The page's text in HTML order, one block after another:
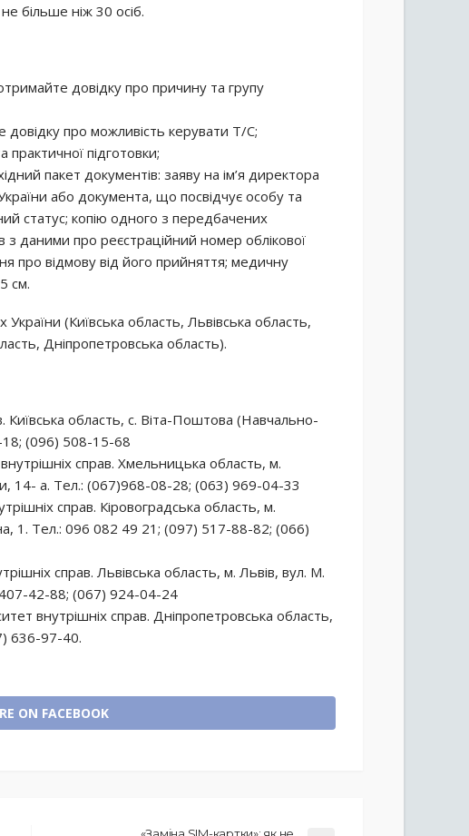
більше ніж 30 осіб.
довідку про причину та групу
про можливість керувати Т/С;
підготовки;
пакет документів: заяву на ім’я директора
або документа, що посвідчує особу та
статус; копію одного з передбачених
даними про реєстраційний номер облікової
про відмову від його прийняття; медичну
см.
(Київська область, Львівська область,
Дніпропетровська область).
Київська область, с. Віта-Поштова (Навчально-
(096) 508-15-68
справ. Хмельницька область, м.
14- а. Тел.: (067)968-08-28; (063) 969-04-33
справ. Кіровоградська область, м.
1. Тел.: 096 082 49 21; (097) 517-88-82; (066)
справ. Львівська область, м. Львів, вул. М.
42-88; (067) 924-04-24
внутрішніх справ. Дніпропетровська область,
636-97-40.
ON FACEBOOK